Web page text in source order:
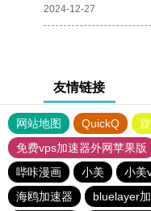
2024-12-27
友情链接
网站地图 QuickQ
免费vps加速器外网苹果版
哔咔漫画
小美 小美
海鸥加速器
bluelayer